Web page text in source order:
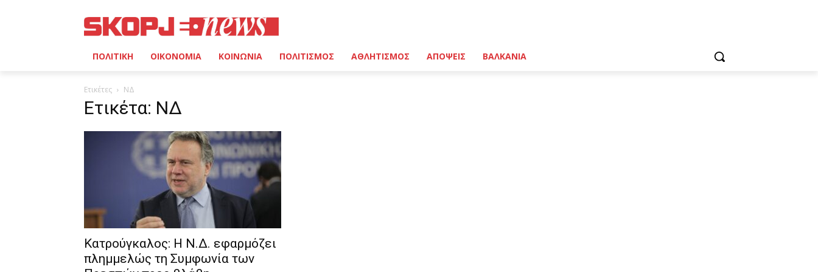
ΠΟΛΙΤΙΚΗ ΟΙΚΟΝΟΜΙΑ ΚΟΙΝΩΝΙΑ ΠΟΛΙΤΙΣΜΟΣ ΑΘΛΗΤΙΣΜΟΣ ΑΠΟΨΕΙΣ ΒΑΛΚΑΝΙΑ
Ετικέτες ΝΔ
Ετικέτα: ΝΔ
Κατρούγκαλος: Η Ν.Δ. εφαρμόζει
πλημμελώς τη Συμφωνία των